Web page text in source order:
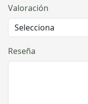
Valoración
Reseña